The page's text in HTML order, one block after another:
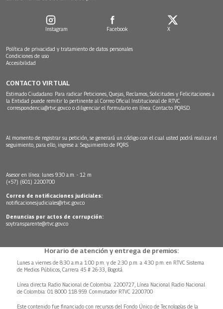
Instagram Facebook X
Política de privacidad y tratamiento de datos personales
Condiciones de uso
Accesibilidad
CONTACTO VIRTUAL
Estimado Ciudadano: Para radicar Peticiones, Quejas, Reclamos, Solicitudes y Felicitaciones a
la Entidad puede remitir lo pertinente al Correo Oficial Institucional de RTVC
correspondencia@rtvc.gov.co o diligenciar el formulario en línea: Contacto PQRSD.
Al momento de registrar su petición, se generará un código con el cual usted podrá realizar el
seguimiento, para ello, ingrese a: Seguimiento de PQRS
Asesor en línea: lunes 9:30 a.m. - 12 m
(+57) (601) 2200700
Correo de notificaciones judiciales:
notificacionesjudiciales@rtvc.gov.co
Denuncias por actos de corrupción:
soytransparente@rtvc.gov.co
Horario de atención y entrega de premios:
Lunes a viernes de 8:30 a.m.a 1:00 p.m. y de 2:30 p.m. a 4:30 p.m. en RTVC Sistema
de Medios Públicos, Carrera 45 # 26-33, Bogotá.
Línea directa Radio Nacional de Colombia: 2200727, Línea Nacional Radio Nacional
de Colombia: 01 8000 118 959. Conmutador RTVC 2200700
Este contenido fue financiado con recursos del Fondo Único de Tecnologías de la